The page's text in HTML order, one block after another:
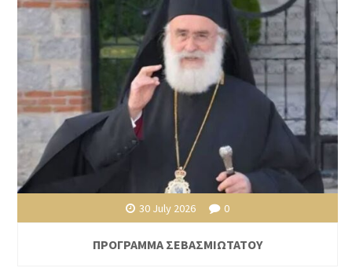
30 July 2026 0
ΠΡΟΓΡΑΜΜΑ ΣΕΒΑΣΜΙΩΤΑΤΟΥ